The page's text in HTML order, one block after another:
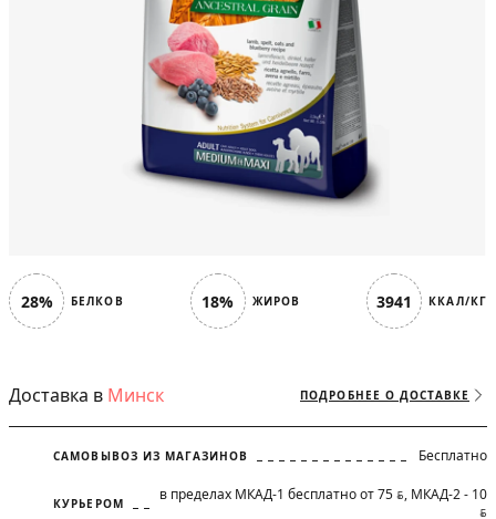
28% БЕЛКОВ 18% ЖИРОВ 3941 ККАЛ/КГ
Доставка в Минск ПОДРОБНЕЕ О ДОСТАВКЕ
САМОВЫВОЗ ИЗ МАГАЗИНОВ Бесплатно
КУРЬЕРОМ в пределах МКАД-1 бесплатно от 75 BYN, МКАД-2 - 10
BYN